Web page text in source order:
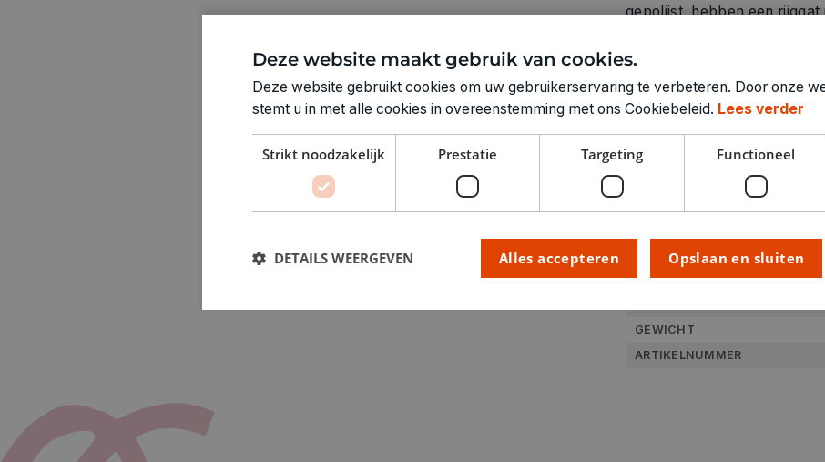
gepolijst, hebben een
FSC gecertificeerd. De
verantwoorde en duurzame
zweetbestendig en kunnen
sieraden of in combinatie
Technische
KLEUR:
LEVERANCIERSKLEUR:
GEWICHT
ARTIKELNUMMER
Deze website maakt gebruik van cookies.
Deze website gebruikt cookies om uw gebruikerservaring te verbeteren. Door onze
stemt u in met alle cookies in overeenstemming met ons Cookiebeleid. Lees verder
Strikt noodzakelijk Prestatie Targeting Functioneel
Opslaan en sluiten
Alles accepteren
DETAILS WEERGEVEN